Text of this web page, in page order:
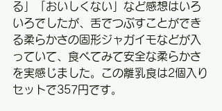
る」「おいしくない」など感想はいろ
いろでしたが、舌でつぶすことができ
る柔らかさの固形ジャガイモなどが入
っていて、食べてみて安全な柔らかさ
を実感じました。この離乳食は2個入り
セットで357円です。